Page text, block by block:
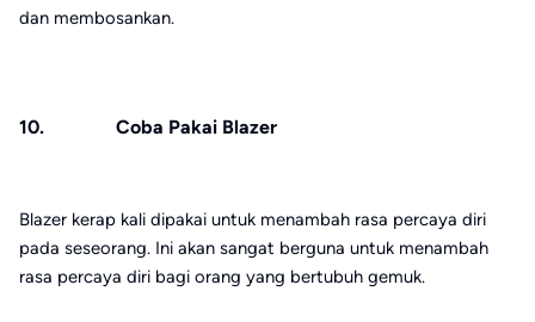
dan membosankan.
10. Coba Pakai Blazer
Blazer kerap kali dipakai untuk menambah rasa percaya diri
pada seseorang. Ini akan sangat berguna untuk menambah
rasa percaya diri bagi orang yang bertubuh gemuk.